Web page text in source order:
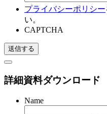
プライバシーポリシー
い。
CAPTCHA
詳細資料ダウンロード
Name